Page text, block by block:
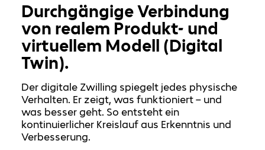
Durchgängige Verbindung
von realem Produkt- und
virtuellem Modell (Digital
Twin).
Der digitale Zwilling spiegelt jedes physische
Verhalten. Er zeigt, was funktioniert – und
was besser geht. So entsteht ein
kontinuierlicher Kreislauf aus Erkenntnis und
Verbesserung.